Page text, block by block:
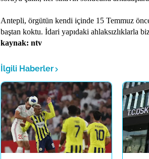
Antepli, örgütün kendi içinde 15 Temmuz
baştan koktu. İdari yapıdaki ahlaksızlıklarla
kaynak: ntv
İlgili Haberler